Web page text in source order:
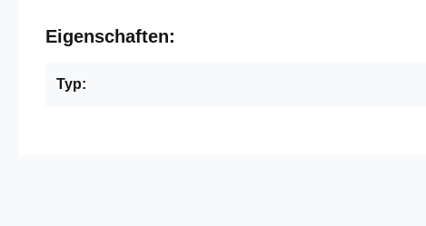
Eigenschaften:
Typ: